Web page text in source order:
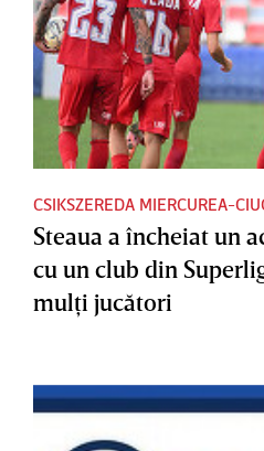
CSIKSZEREDA MIERCUREA-
Steaua a încheiat un
cu un club din
mulţi jucători